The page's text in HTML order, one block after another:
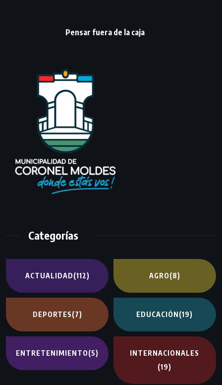
Pensar fuera de la caja
Categorías
ACTUALIDAD(112) AGRO(8)
DEPORTES(7) EDUCACIÓN (19)
ENTRETENIMIENTO(5)
INTERNACIONALES
(19)